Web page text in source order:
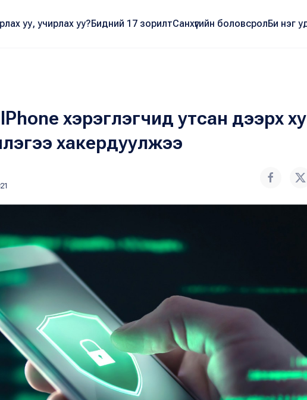
уу, учирлах уу?Бидний 17 зорилтСанхүүгийн боловсролБи нэг
хэрэглэгчид утсан дээрх
хакердуулжээ